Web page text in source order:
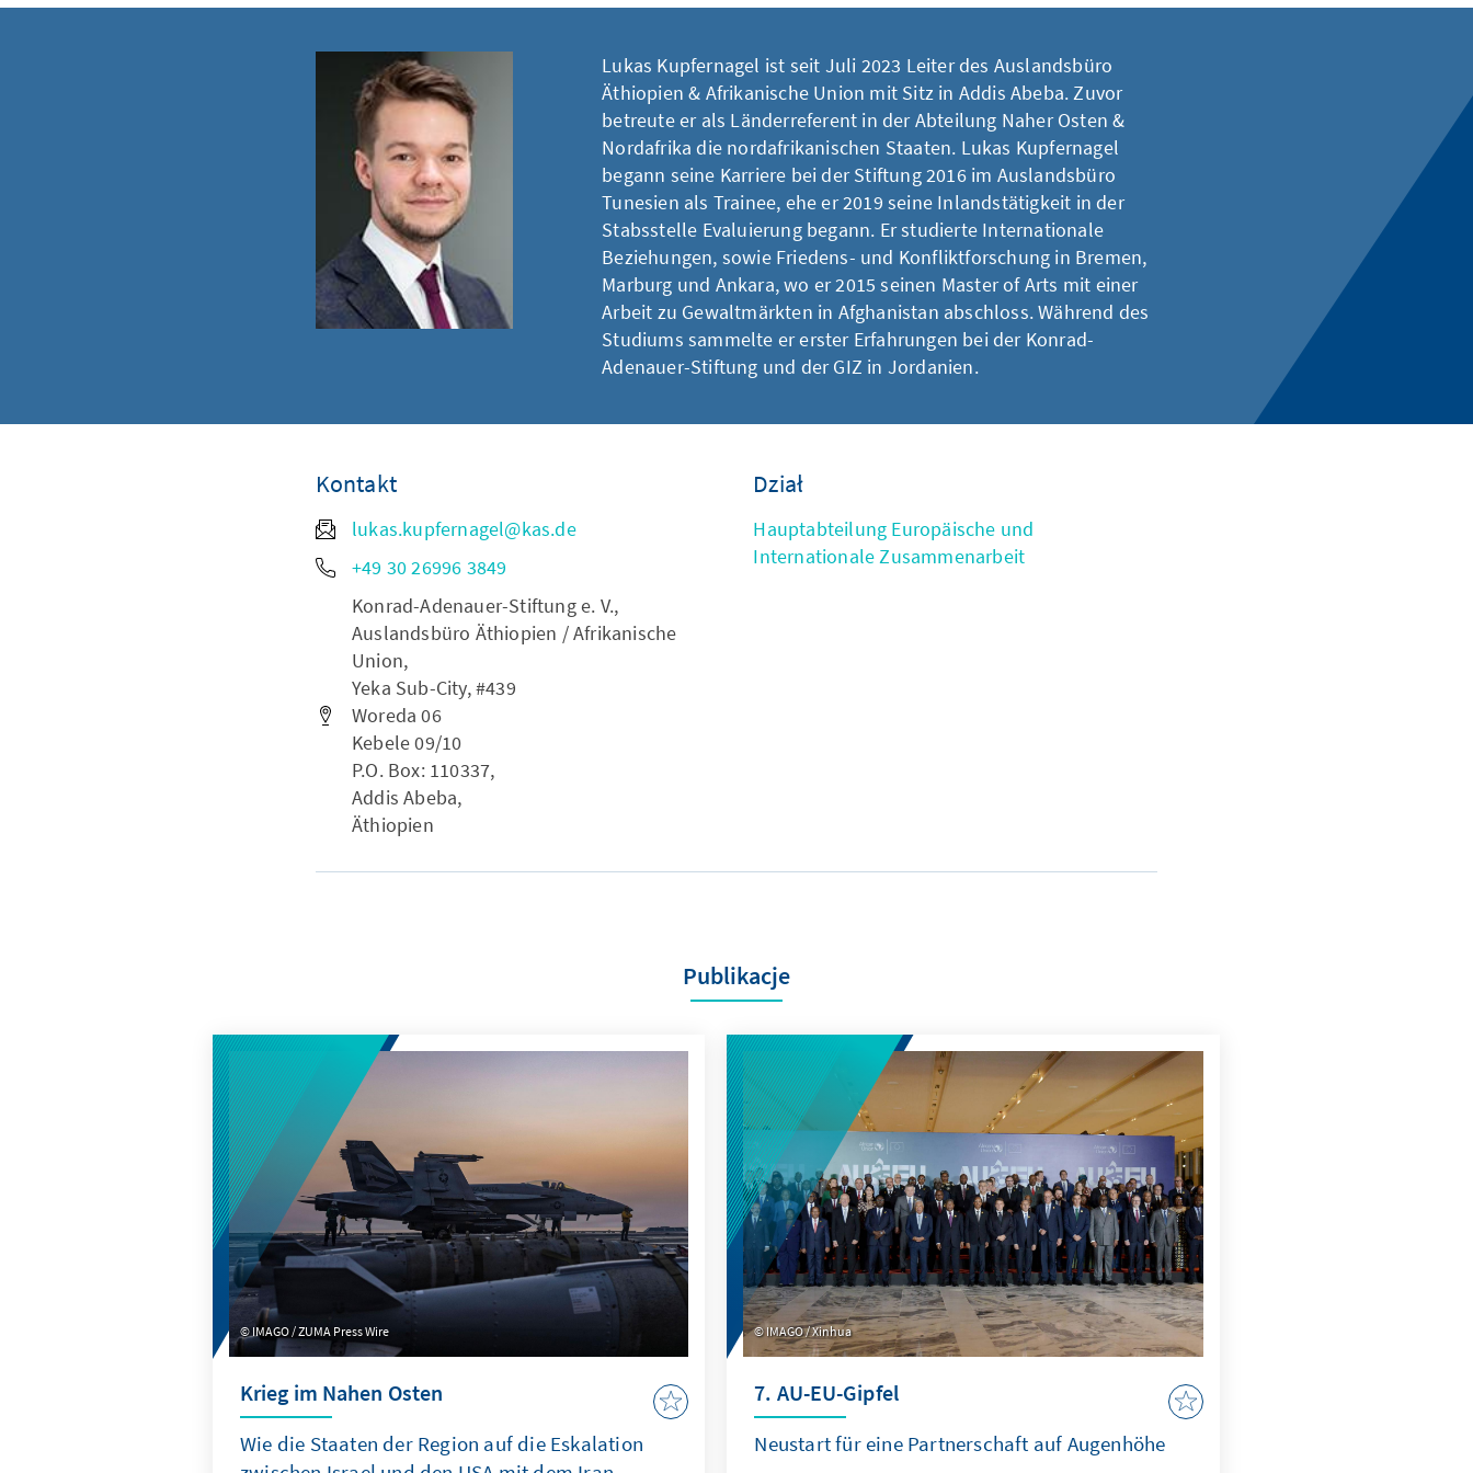
Lukas Kupfernagel ist seit Juli 2023 Leiter des Auslandsbüro
Äthiopien & Afrikanische Union mit Sitz in Addis Abeba. Zuvor
betreute er als Länderreferent in der Abteilung Naher Osten &
Nordafrika die nordafrikanischen Staaten. Lukas Kupfernagel
begann seine Karriere bei der Stiftung 2016 im Auslandsbüro
Tunesien als Trainee, ehe er 2019 seine Inlandstätigkeit in der
Stabsstelle Evaluierung begann. Er studierte Internationale
Beziehungen, sowie Friedens- und Konfliktforschung in Bremen,
Marburg und Ankara, wo er 2015 seinen Master of Arts mit einer
Arbeit zu Gewaltmärkten in Afghanistan abschloss. Während des
Studiums sammelte er erster Erfahrungen bei der Konrad-
Adenauer-Stiftung und der GIZ in Jordanien.
Kontakt
lukas.kupfernagel@kas.de
+49 30 26996 3849
Konrad-Adenauer-Stiftung e. V.,
Auslandsbüro Äthiopien / Afrikanische
Union,
Yeka Sub-City, #439
Woreda 06
Kebele 09/10
P.O. Box: 110337,
Addis Abeba,
Äthiopien
Dział
Hauptabteilung Europäische und
Internationale Zusammenarbeit
Publikacje
IMAGO / ZUMA Press Wire
Krieg im Nahen Osten
Wie die Staaten der Region auf die Eskalation
IMAGO / Xinhua
7. AU-EU-Gipfel
Neustart für eine Partnerschaft auf Augenhöhe